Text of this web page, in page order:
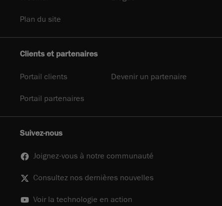
Plan du site
Clients et partenaires
Portail clients Devenir un partenaire
Portail partenaires
Suivez-nous
Joignez-vous à notre communauté
Consultez nos dernières nouvelles
Voir la technologie en action